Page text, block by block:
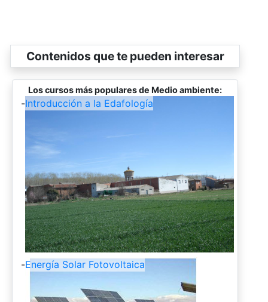
Contenidos que te pueden interesar
Los cursos más populares de Medio ambiente:
-Introducción a la Edafología
-Energía Solar Fotovoltaica